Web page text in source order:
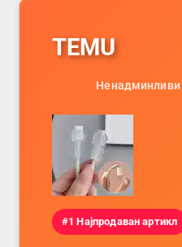
TEMU
#1 Најпродаван артикл